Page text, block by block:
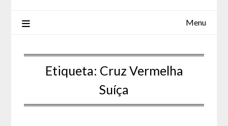
Menu
Etiqueta: Cruz Vermelha
Suíça